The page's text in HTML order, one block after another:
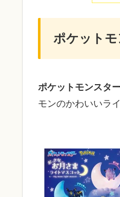
ポケット
ポケットモンスタ
モンのかわいいラ